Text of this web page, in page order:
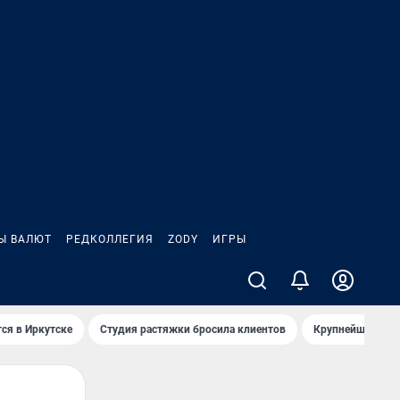
ВАЛЮТ РЕДКОЛЛЕГИЯ ZODY ИГРЫ
в Иркутске Студия растяжки бросила клиентов Крупнейшие